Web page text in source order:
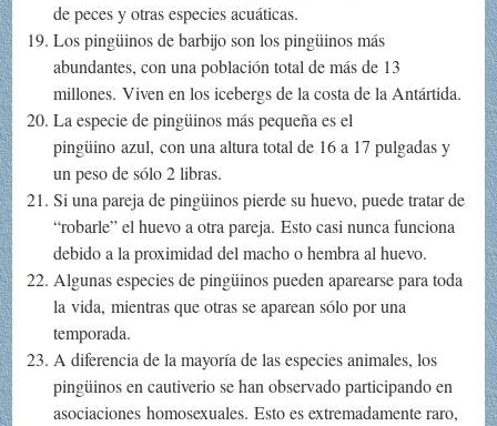
de peces y otras especies acuáticas.
Los pingüinos de barbijo son los pingüinos más
abundantes, con una población total de más de 13
millones. Viven en los icebergs de la costa de la Antártida.
La especie de pingüinos más pequeña es el
pingüino azul, con una altura total de 16 a 17 pulgadas y
un peso de sólo 2 libras.
Si una pareja de pingüinos pierde su huevo, puede tratar de
“robarle” el huevo a otra pareja. Esto casi nunca funciona
debido a la proximidad del macho o hembra al huevo.
Algunas especies de pingüinos pueden aparearse para toda
la vida, mientras que otras se aparean sólo por una
temporada.
A diferencia de la mayoría de las especies animales, los
pingüinos en cautiverio se han observado participando en
asociaciones homosexuales. Esto es extremadamente raro,